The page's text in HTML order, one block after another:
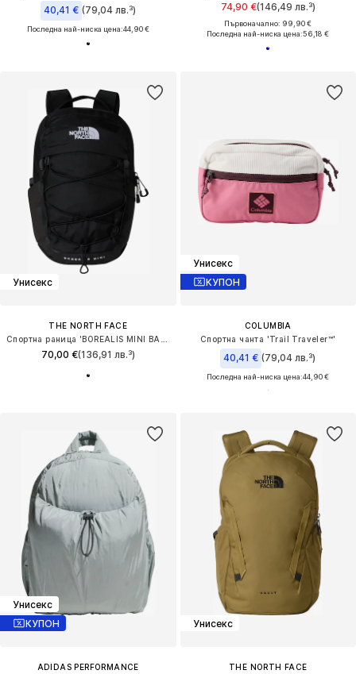
40,41 € (79,04 лв.³)
Последна най-ниска цена:44,90 €
74,90 €(146,49 лв.³)
Първоначално: 99,90 €
Последна най-ниска цена:56,18 €
Унисекс
THE NORTH FACE
70,00 €(136,91 лв.³)
Унисекс
КУПОН
COLUMBIA
Спортна чанта 'Trail Traveler™'
40,41 € (79,04 лв.³)
Последна най-ниска цена:44,90 €
Унисекс
КУПОН
ADIDAS PERFORMANCE
Унисекс
THE NORTH FACE